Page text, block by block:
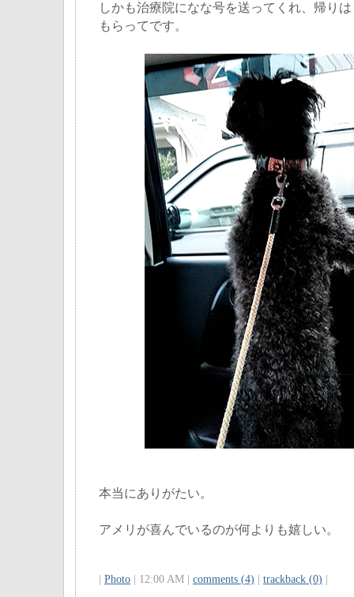
しかも治療院になな号を送ってくれ、帰り
もらってです。
本当にありがたい。
アメリが喜んでいるのが何よりも嬉しい。
Photo | 12:00 AM | comments (4) trackback (0)